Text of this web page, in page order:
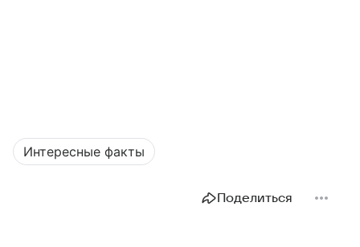
Интересные факты
Поделиться